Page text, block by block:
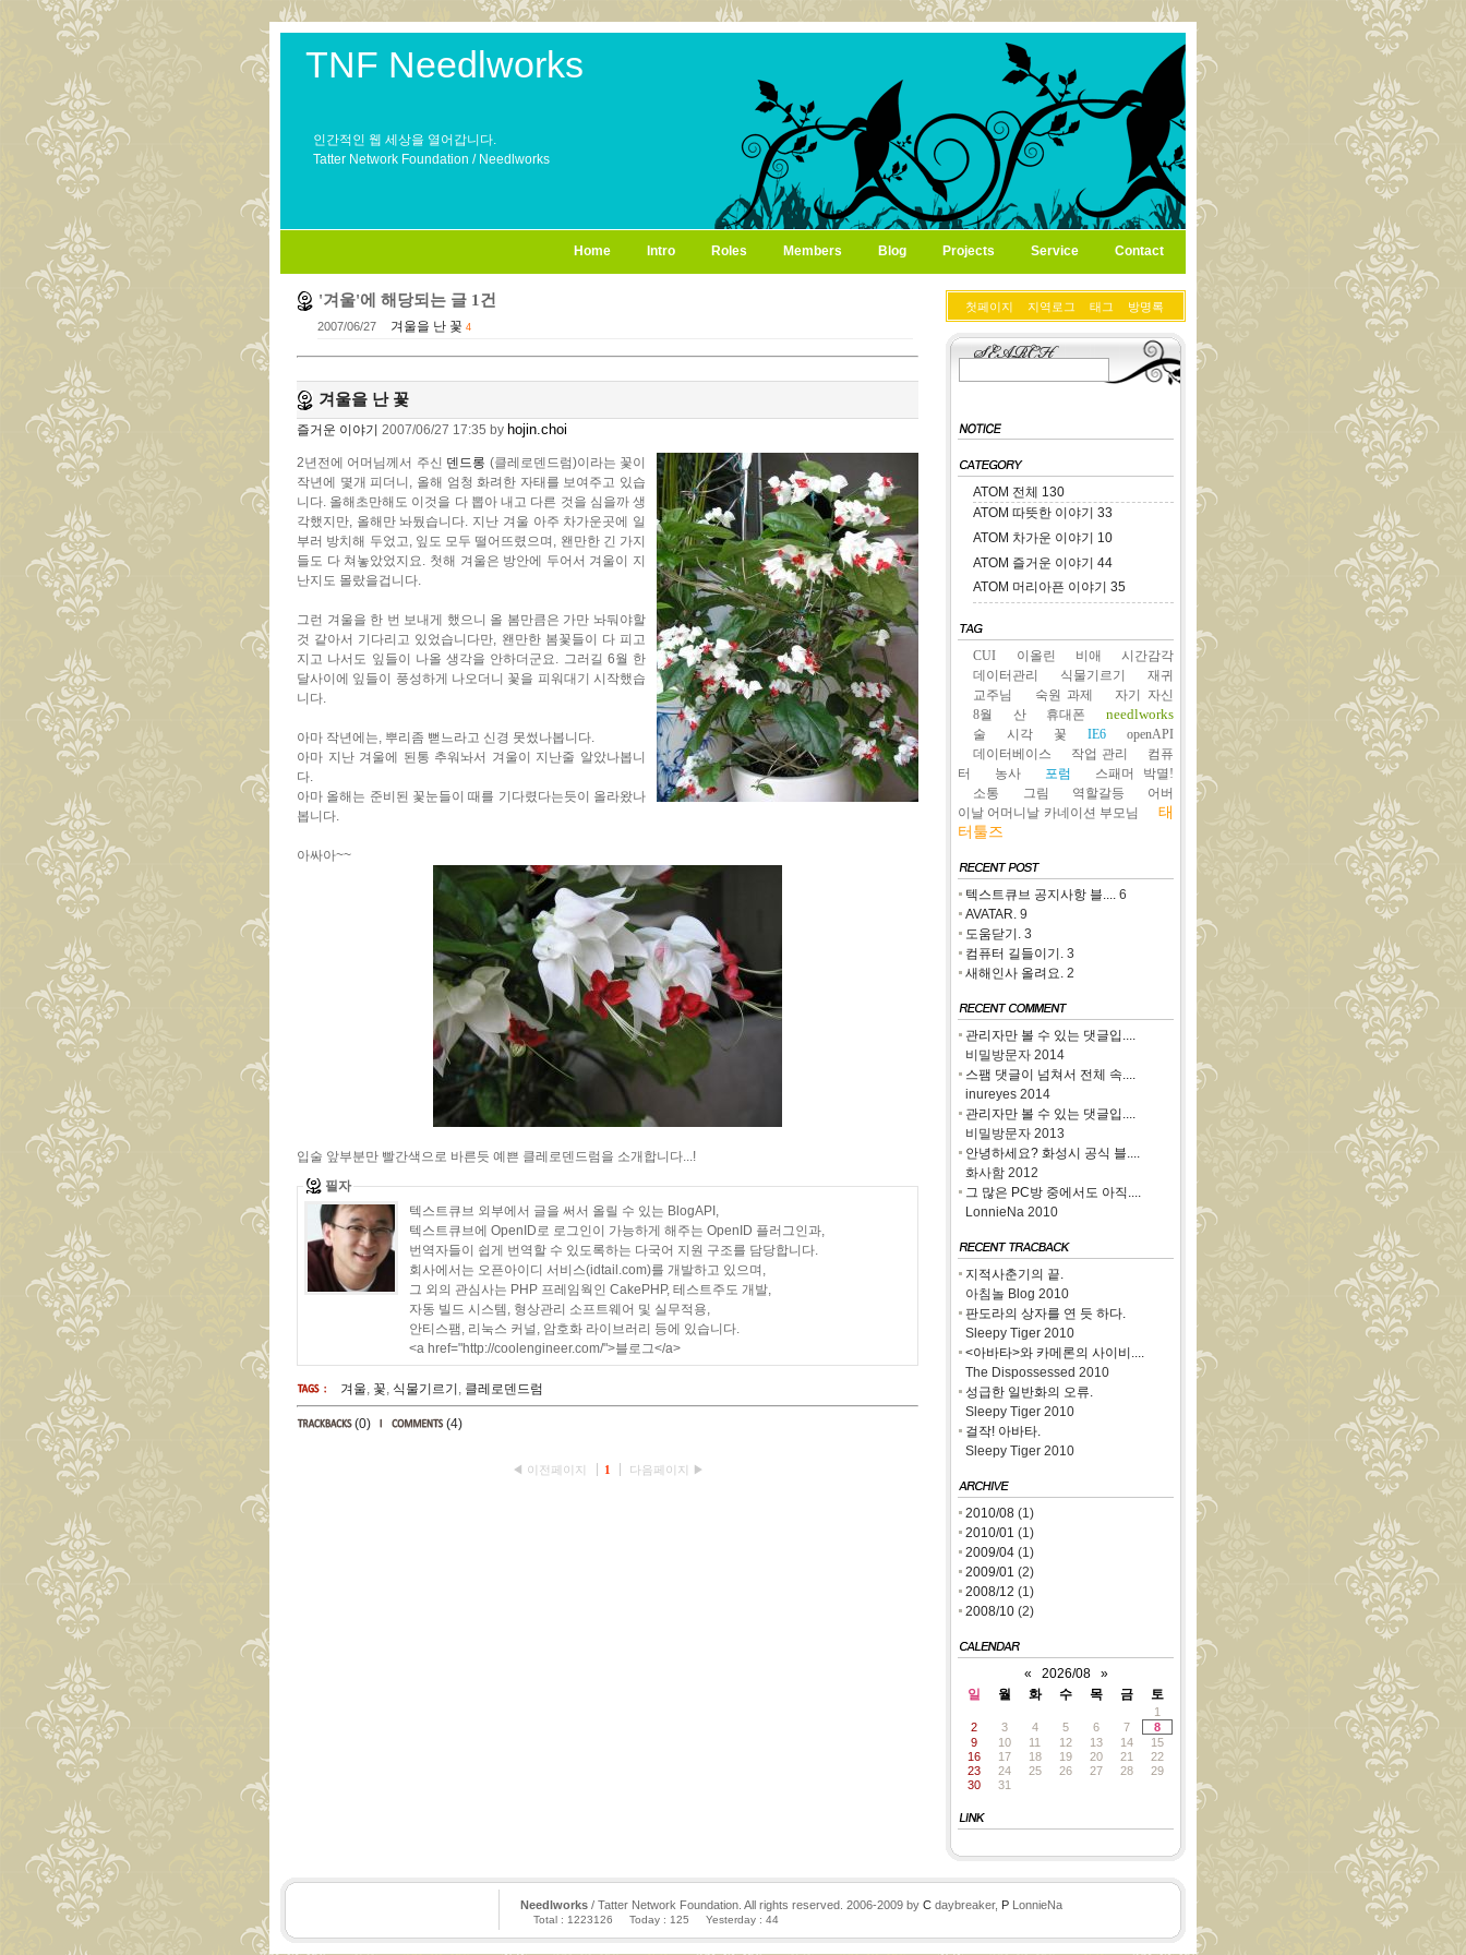
TNF Needlworks
인간적인 웹 세상을 열어갑니다.
Tatter Network Foundation / Needlworks
Home Intro Roles Members Blog Projects Service Contact
'겨울'에 해당되는 글 1건
2007/06/27 겨울을 난 꽃 4
겨울을 난 꽃
즐거운 이야기 2007/06/27 17:35 by hojin.choi
2년전에 어머님께서 주신 덴드롱 (클레로덴드럼)이라는 꽃이
작년에 몇개 피더니, 올해 엄청 화려한 자태를 보여주고 있습
니다. 올해초만해도 이것을 다 뽑아 내고 다른 것을 심을까 생
각했지만, 올해만 놔뒀습니다. 지난 겨울 아주 차가운곳에 일
부러 방치해 두었고, 잎도 모두 떨어뜨렸으며, 왠만한 긴 가지
들도 다 쳐놓았었지요. 첫해 겨울은 방안에 두어서 겨울이 지
난지도 몰랐을겁니다.
그런 겨울을 한 번 보내게 했으니 올 봄만큼은 가만 놔둬야할
것 같아서 기다리고 있었습니다만, 왠만한 봄꽃들이 다 피고
지고 나서도 잎들이 나올 생각을 안하더군요. 그러길 6월 한
달사이에 잎들이 풍성하게 나오더니 꽃을 피워대기 시작했습
니다.
아마 작년에는, 뿌리좀 뻗느라고 신경 못썼나봅니다.
아마 지난 겨울에 된통 추워놔서 겨울이 지난줄 알았나봅니
다.
아마 올해는 준비된 꽃눈들이 때를 기다렸다는듯이 올라왔나
봅니다.
아싸아~~
입술 앞부분만 빨간색으로 바른듯 예쁜 클레로덴드럼을 소개합니다...!
필자
텍스트큐브 외부에서 글을 써서 올릴 수 있는 BlogAPI,
텍스트큐브에 OpenID로 로그인이 가능하게 해주는 OpenID 플러그인과,
번역자들이 쉽게 번역할 수 있도록하는 다국어 지원 구조를 담당합니다.
회사에서는 오픈아이디 서비스(idtail.com)를 개발하고 있으며,
그 외의 관심사는 PHP 프레임웍인 CakePHP, 테스트주도 개발,
자동 빌드 시스템, 형상관리 소프트웨어 및 실무적용,
안티스팸, 리눅스 커널, 암호화 라이브러리 등에 있습니다.
<a href="http://coolengineer.com/">블로그</a>
겨울, 꽃, 식물기르기 , 클레로덴드럼
(0) (4)
◀ 이전페이지 1 다음페이지 ▶
첫페이지 지역로그 태그 방명록
ATOM 전체 130
ATOM 따뜻한 이야기33
ATOM 차가운 이야기 10
ATOM 즐거운 이야기44
ATOM 머리아픈 이야기35
CUI 이올린 비애
시간감각
데이터관리
식물기르기
재귀
교주님
숙원 과제
자기 자신
8월
산 휴대폰 needlworks
술 시각 꽃 IE6
openAPI
데이터베이스
작업 관리
컴퓨
터
농사 포럼
스패머 박멸!
소통
그림 역할갈등
어버
이날 어머니날 카네이션 부모님
태
터툴즈
텍스트큐브 공지사항 블.... 6
AVATAR. 9
도움닫기. 3
컴퓨터 길들이기. 3
새해인사 올려요. 2
관리자만 볼 수 있는 댓글입....
비밀방문자 2014
스팸 댓글이 넘쳐서 전체 속....
inureyes 2014
관리자만 볼 수 있는 댓글입....
비밀방문자 2013
안녕하세요? 화성시 공식 블....
화사함 2012
그 많은 PC방 중에서도 아직....
LonnieNa 2010
지적사춘기의 끝.
아침놀 Blog 2010
판도라의 상자를 연 듯 하다.
Sleepy Tiger 2010
<아바타>와 카메론의 사이비....
The Dispossessed 2010
성급한 일반화의 오류.
Sleepy Tiger 2010
걸작! 아바타.
Sleepy Tiger 2010
2010/08 (1)
2010/01 (1)
2009/04 (1)
2009/01 (2)
2008/12 (1)
2008/10 (2)
« 2026/08
»
일
월 화 수 목 금 토
1
2
3 4 5 6 7
8
9
10 11 12 13 14
15
16
17 18 19 20 21
22
23
24 25 26 27 28
29
30
31
Needlworks / Tatter Network Foundation. All rights reserved. 2006-2009 by C daybreaker, P LonnieNa
Total : 1223126 Today : 125 Yesterday : 44